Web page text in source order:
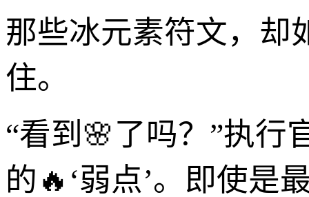
那些冰元素符文，却
住。
“看到🌸了吗？”执行
的🔥‘弱点’。即使是